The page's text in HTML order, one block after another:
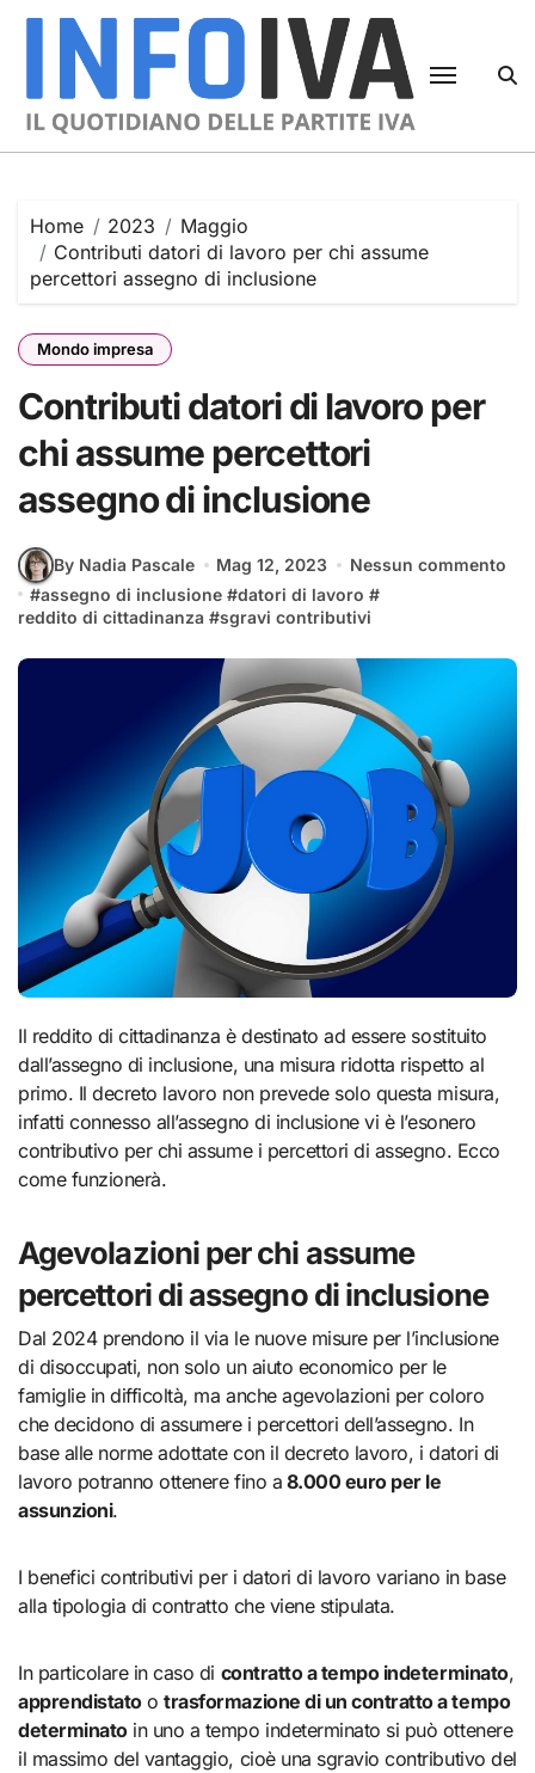
Skip
Home 2023
Maggio
Contributi datori di lavoro per chi assume
percettori assegno di inclusione
Mondo impresa
Contributi datori di lavoro per
chi assume percettori
assegno di inclusione
By Nadia Pascale Mag 12, 2023
Nessun commento
#assegno di inclusione #datori di lavoro #
reddito di cittadinanza #sgravi contributivi
Il reddito di cittadinanza è destinato ad essere sostituito
dall’assegno di inclusione, una misura ridotta rispetto al
primo. Il decreto lavoro non prevede solo questa misura,
infatti connesso all’assegno di inclusione vi è l’esonero
contributivo per chi assume i percettori di assegno. Ecco
come funzionerà.
Agevolazioni per chi assume
percettori di assegno di inclusione
Dal 2024 prendono il via le nuove misure per l’inclusione
di disoccupati, non solo un aiuto economico per le
famiglie in difficoltà, ma anche agevolazioni per coloro
che decidono di assumere i percettori dell’assegno. In
base alle norme adottate con il decreto lavoro, i datori di
lavoro potranno ottenere fino a 8.000 euro per le
assunzioni.
I benefici contributivi per i datori di lavoro variano in base
alla tipologia di contratto che viene stipulata.
In particolare in caso di contratto a tempo indeterminato,
apprendistatootrasformazione di un contratto a tempo
determinatoin uno a tempo indeterminato si può ottenere
il massimo del vantaggio, cioè una sgravio contributivo del